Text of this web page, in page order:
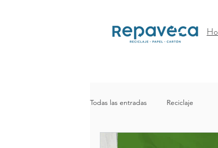
Todas las entradas Reciclaje